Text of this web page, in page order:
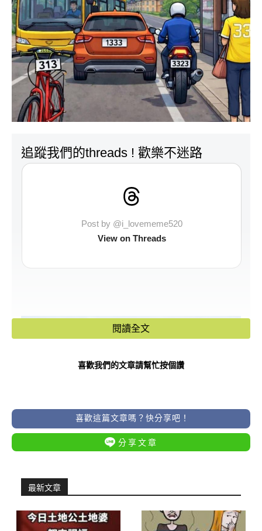
追蹤我們的threads ! 歡樂不迷路
Post by @i_lovememe520
View on Threads
閱讀全文
喜歡我們的文章請幫忙按個讚
喜歡這篇文章嗎？快分享吧！
分享文章
最新文章